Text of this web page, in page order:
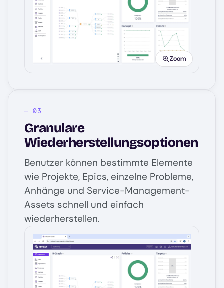
Image
Zoom
Granulare
Wiederherstellungsoptionen
Benutzer können bestimmte Elemente
wie Projekte, Epics, einzelne Probleme,
Anhänge und Service-Management-
Assets schnell und einfach
wiederherstellen.